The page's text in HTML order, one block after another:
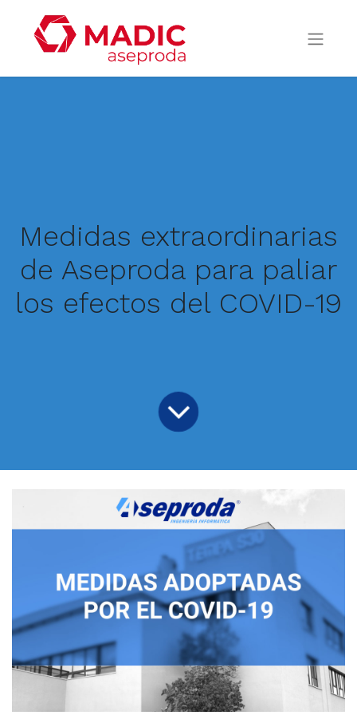
Medidas extraordinarias
de Aseproda para paliar
los efectos del COVID-19